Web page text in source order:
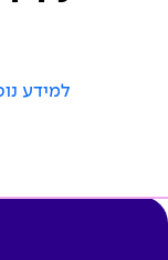
למידע